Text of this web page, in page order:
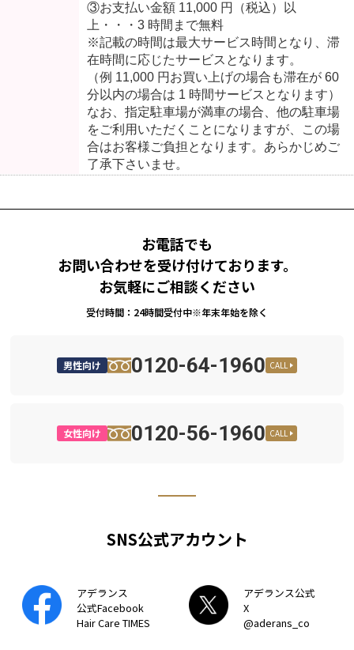
③お支払い金額 11,000 円（税込）以
上・・・3 時間まで無料
※記載の時間は最大サービス時間となり、滞
在時間に応じたサービスとなります。
（例 11,000 円お買い上げの場合も滞在が 60
分以内の場合は 1 時間サービスとなります）
なお、指定駐車場が満車の場合、他の駐車場
をご利用いただくことになりますが、この場
合はお客様ご負担となります。あらかじめご
了承下さいませ。
お電話でも
お問い合わせを受け付けております。
お気軽にご相談ください
受付時間：24時間受付中※年末年始を除く
男性向け 0120-64-1960 CALL
女性向け 0120-56-1960 CALL
SNS公式アカウント
アデランス
公式Facebook
Hair Care TIMES
アデランス公式
X
@aderans_co